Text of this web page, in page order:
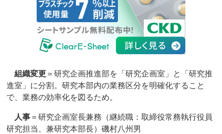
組織変更 ＝研究企画推進部を「研究企画室」と「研究推
進室」に分割。研究本部内の業務区分を明確化すること
で、業務の効率化を図るため。
人事 ＝研究企画室長兼務（継続職：取締役常務執行役員
研究担当、兼研究本部長）磯村八州男